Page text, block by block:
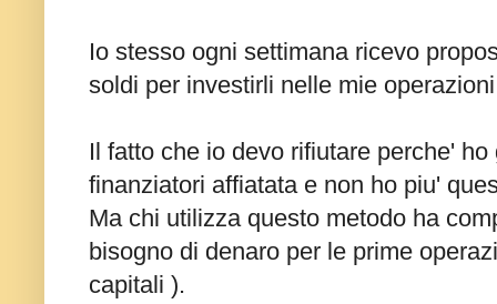
Io stesso ogni settimana ricevo
soldi per investirli nelle mie
Il fatto che io devo rifiutare perche'
finanziatori affiatata e non ho piu'
Ma chi utilizza questo metodo ha
bisogno di denaro per le prime
capitali ).